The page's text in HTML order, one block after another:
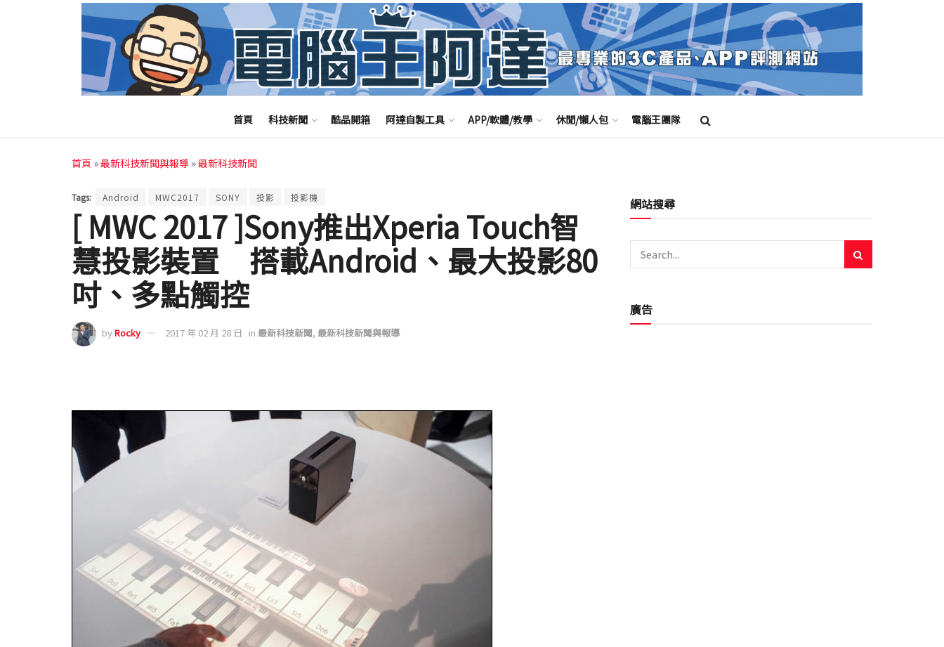
首頁 科技新聞 酷品開箱 阿達自製工具 APP/軟體/教學 休閒/懶人包 電腦王團隊
首頁 »最新科技新聞與報導 »最新科技新聞
Tags: Android MWC2017 SONY 投影 投影機
[ MWC 2017 ]Sony推出Xperia Touch智
慧投影裝置 搭載Android、最大投影80
吋、多點觸控
byRocky 2017 年 02 月 28 日 in 最新科技新聞, 最新科技新聞與報導
網站搜尋
廣告